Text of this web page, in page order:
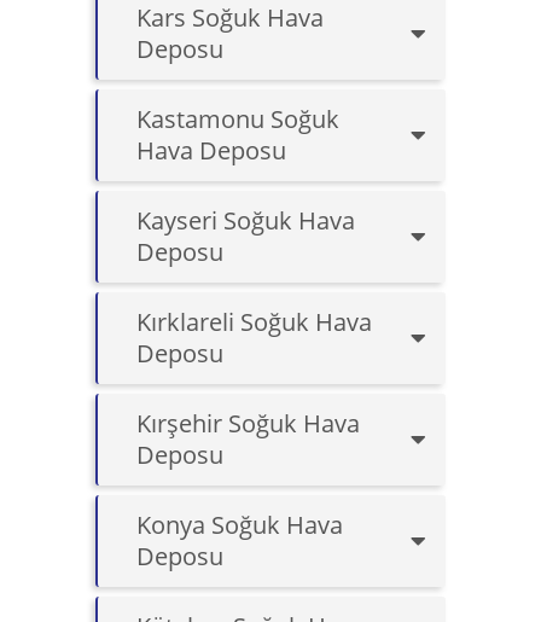
Kars Soğuk Hava
Deposu
Kastamonu Soğuk
Hava Deposu
Kayseri Soğuk Hava
Deposu
Kırklareli Soğuk Hava
Deposu
Kırşehir Soğuk Hava
Deposu
Konya Soğuk Hava
Deposu